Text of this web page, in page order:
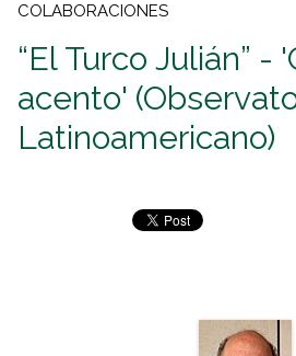
COLABORACIONES
“El Turco Julián” -
acento'
Latinoamericano)